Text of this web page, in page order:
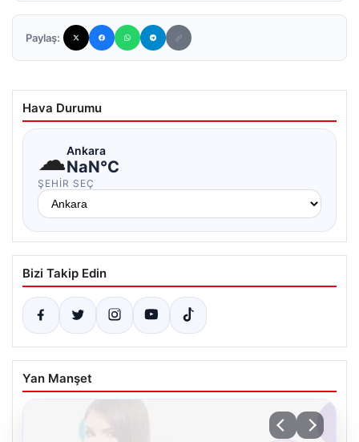
Paylaş:
Hava Durumu
☁Ankara
NaN°C
ŞEHIR SEÇ
Bizi Takip Edin
Yan Manşet